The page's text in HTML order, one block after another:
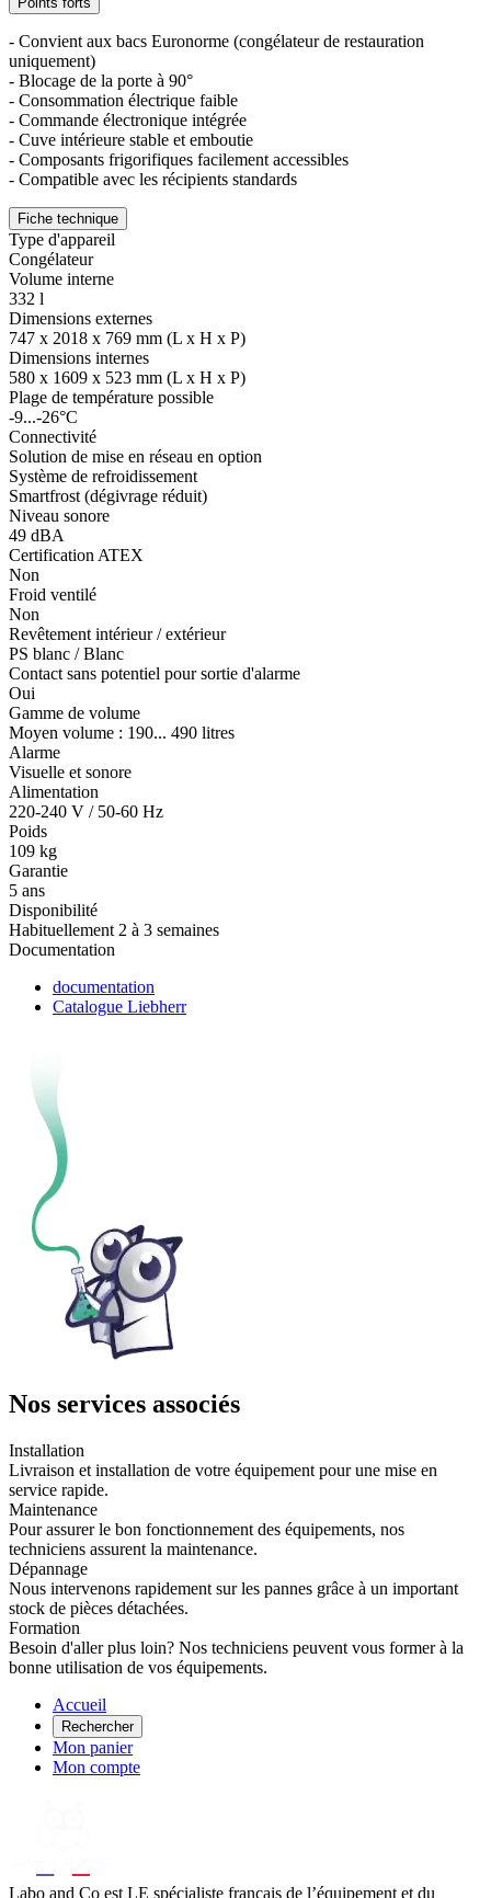
- Convient aux bacs Euronorme (congélateur de restauration
uniquement)
- Blocage de la porte à 90°
- Consommation électrique faible
- Commande électronique intégrée
- Cuve intérieure stable et emboutie
- Composants frigorifiques facilement accessibles
- Compatible avec les récipients standards
Fiche technique
Type d'appareil
Congélateur
Volume interne
332 l
Dimensions externes
747 x 2018 x 769 mm (L x H x P)
Dimensions internes
580 x 1609 x 523 mm (L x H x P)
Plage de température possible
-9...-26°C
Connectivité
Solution de mise en réseau en option
Système de refroidissement
Smartfrost (dégivrage réduit)
Niveau sonore
49 dBA
Certification ATEX
Non
Froid ventilé
Non
Revêtement intérieur / extérieur
PS blanc / Blanc
Contact sans potentiel pour sortie d'alarme
Oui
Gamme de volume
Moyen volume : 190... 490 litres
Alarme
Visuelle et sonore
Alimentation
220-240 V / 50-60 Hz
Poids
109 kg
Garantie
5 ans
Disponibilité
Habituellement 2 à 3 semaines
Documentation
documentation
Catalogue Liebherr
Nos services associés
Installation
Livraison et installation de votre équipement pour une mise en
service rapide.
Maintenance
Pour assurer le bon fonctionnement des équipements, nos
techniciens assurent la maintenance.
Dépannage
Nous intervenons rapidement sur les pannes grâce à un important
stock de pièces détachées.
Formation
Besoin d'aller plus loin? Nos techniciens peuvent vous former à la
bonne utilisation de vos équipements.
Accueil
Rechercher
Mon panier
Mon compte
Labo and Co est LE spécialiste français de l’équipement et du